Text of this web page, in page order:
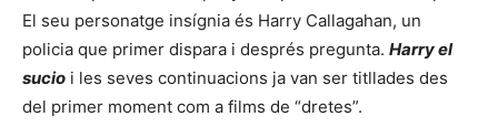
El seu personatge insígnia és Harry Callagahan, un
policia que primer dispara i després pregunta. Harry el
sucio i les seves continuacions ja van ser titllades des
del primer moment com a films de “dretes”.